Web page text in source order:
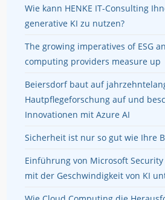
Wie kann HENKE IT-Consulting
generative KI zu nutzen?
The growing imperatives of ESG
computing providers measure up
Beiersdorf baut auf
Hautpflegeforschung auf und
Innovationen mit Azure AI
Sicherheit ist nur so gut wie Ihre
Einführung von Microsoft
mit der Geschwindigkeit von KI